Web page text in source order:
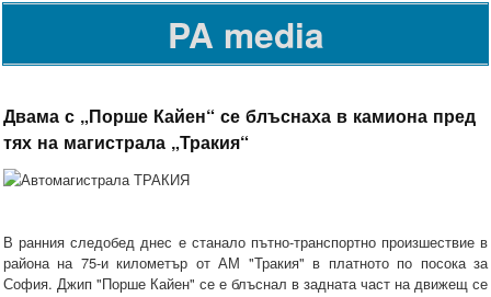
PA media
Двама с „Порше Кайен“ се блъснаха в камиона пред
тях на магистрала „Тракия“
В ранния следобед днес е станало пътно-транспортно произшествие в
района на 75-и километър от АМ "Тракия" в платното по посока за
София. Джип "Порше Кайен" се е блъснал в задната част на движещ се